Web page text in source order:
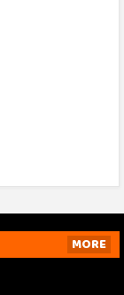
MORE